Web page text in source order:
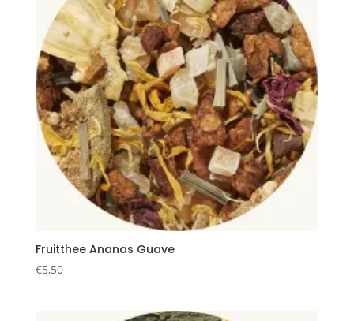
Fruitthee Ananas Guave
€5,50